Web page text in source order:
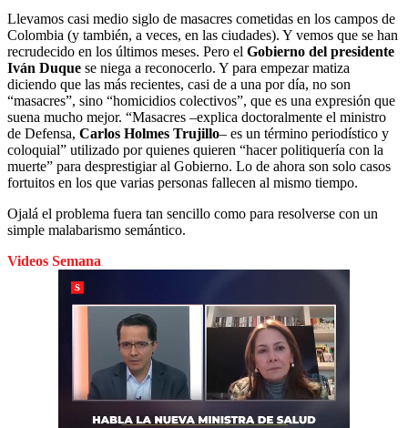
Llevamos casi medio siglo de masacres cometidas en los campos de
Colombia (y también, a veces, en las ciudades). Y vemos que se han
recrudecido en los últimos meses. Pero el Gobierno del presidente
Iván Duque se niega a reconocerlo. Y para empezar matiza
diciendo que las más recientes, casi de a una por día, no son
“masacres”, sino “homicidios colectivos”, que es una expresión que
suena mucho mejor. “Masacres –explica doctoralmente el ministro
de Defensa, Carlos Holmes Trujillo– es un término periodístico y
coloquial” utilizado por quienes quieren “hacer politiquería con la
muerte” para desprestigiar al Gobierno. Lo de ahora son solo casos
fortuitos en los que varias personas fallecen al mismo tiempo.
Ojalá el problema fuera tan sencillo como para resolverse con un
simple malabarismo semántico.
Videos Semana